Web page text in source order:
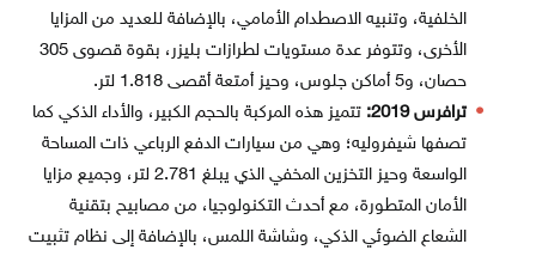
الخلفية، وتنبيه الاصطدام الأمامي، بالإضافة للعديد من المزايا
الأخرى، وتتوفر عدة مستويات لطرازات بليزر، بقوة قصوى 305
حصان، و5 أماكن جلوس، وحيز أمتعة أقصى 1.818 لتر.
ترافرس 2019:
تتميز هذه المركبة بالحجم الكبير، والأداء الذكي كما
تصفها شيفروليه؛ وهي من سيارات الدفع الرباعي ذات المساحة
الواسعة وحيز التخزين المخفي الذي يبلغ 2.781 لتر، وجميع مزايا
الأمان المتطورة، مع أحدث التكنولوجيا، من مصابيح بتقنية
الشعاع الضوئي الذكي، وشاشة اللمس، بالإضافة إلى نظام تثبيت